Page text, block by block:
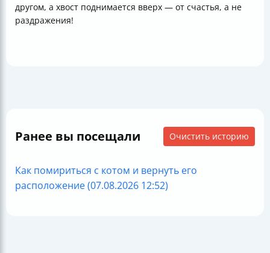
другом, а хвост поднимается вверх — от счастья, а не
раздражения!
Ранее вы посещали Очистить историю
Как помириться с котом и вернуть его
расположение (07.08.2026 12:52)